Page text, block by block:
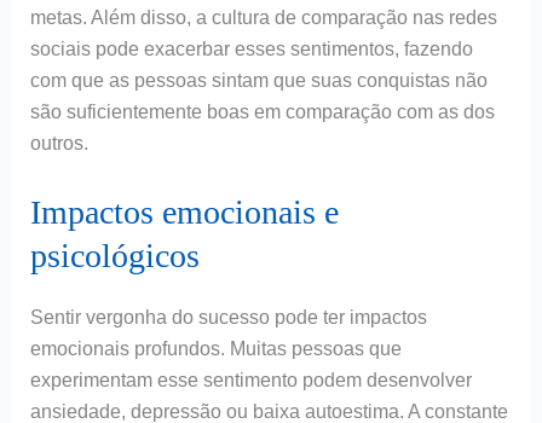
metas. Além disso, a cultura de comparação nas redes
sociais pode exacerbar esses sentimentos, fazendo
com que as pessoas sintam que suas conquistas não
são suficientemente boas em comparação com as dos
outros.
Impactos emocionais e
psicológicos
Sentir vergonha do sucesso pode ter impactos
emocionais profundos. Muitas pessoas que
experimentam esse sentimento podem desenvolver
ansiedade, depressão ou baixa autoestima. A constante